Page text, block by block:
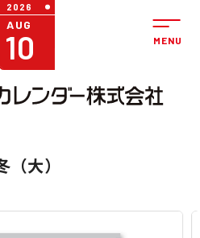
2026
AUG
10
（大）